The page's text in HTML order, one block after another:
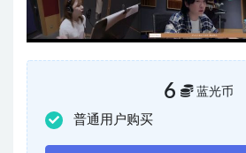
6 蓝光币
普通用户购买